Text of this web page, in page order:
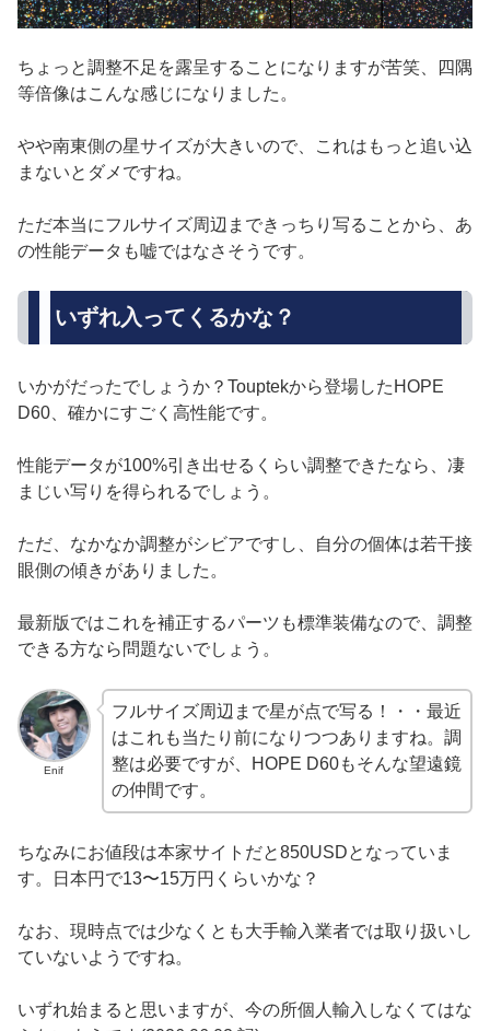
ちょっと調整不足を露呈することになりますが苦笑、四隅
等倍像はこんな感じになりました。
やや南東側の星サイズが大きいので、これはもっと追い込
まないとダメですね。
ただ本当にフルサイズ周辺まできっちり写ることから、あ
の性能データも嘘ではなさそうです。
いずれ入ってくるかな？
いかがだったでしょうか？Touptekから登場したHOPE
D60、確かにすごく高性能です。
性能データが100%引き出せるくらい調整できたなら、凄
まじい写りを得られるでしょう。
ただ、なかなか調整がシビアですし、自分の個体は若干接
眼側の傾きがありました。
最新版ではこれを補正するパーツも標準装備なので、調整
できる方なら問題ないでしょう。
Enif
フルサイズ周辺まで星が点で写る！・・最近
はこれも当たり前になりつつありますね。調
整は必要ですが、HOPE D60もそんな望遠鏡
の仲間です。
ちなみにお値段は本家サイトだと850USDとなっていま
す。日本円で13〜15万円くらいかな？
なお、現時点では少なくとも大手輸入業者では取り扱いし
ていないようですね。
いずれ始まると思いますが、今の所個人輸入しなくてはな